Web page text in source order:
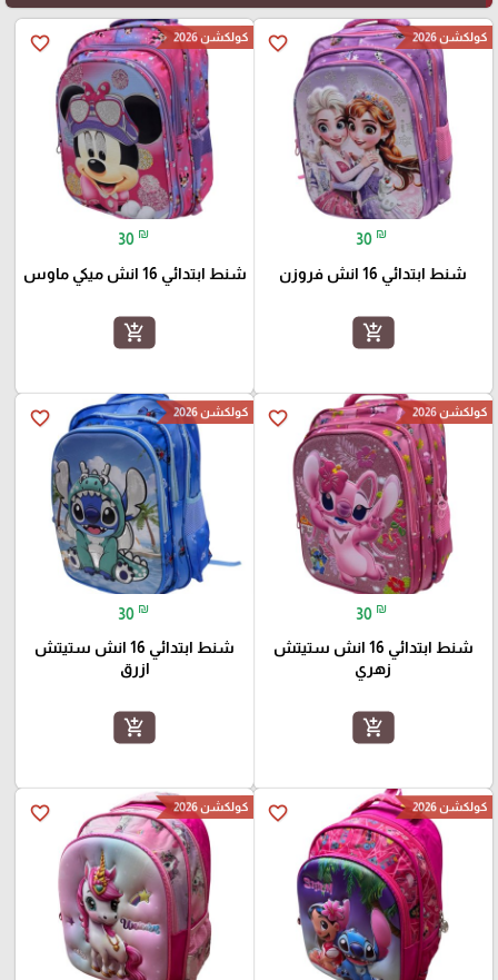
favorite_border كولكشن 2026
30 ₪
شنط ابتدائي 16 انش فروزن
add_shopping_cart
favorite_border كولكشن 2026
30 ₪
شنط ابتدائي 16 انش ميكي ماوس
add_shopping_cart
favorite_border كولكشن 2026
30 ₪
شنط ابتدائي 16 انش ستيتش
زهري
add_shopping_cart
favorite_border كولكشن 2026
30 ₪
شنط ابتدائي 16 انش ستيتش
ازرق
add_shopping_cart
favorite_border كولكشن 2026 favorite_border كولكشن 2026